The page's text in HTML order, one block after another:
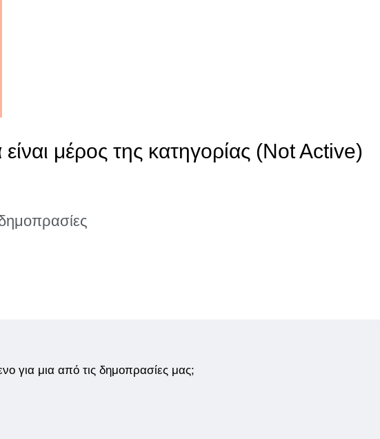
μέρος της κατηγορίας (Not Active)
για μια από τις δημοπρασίες μας;